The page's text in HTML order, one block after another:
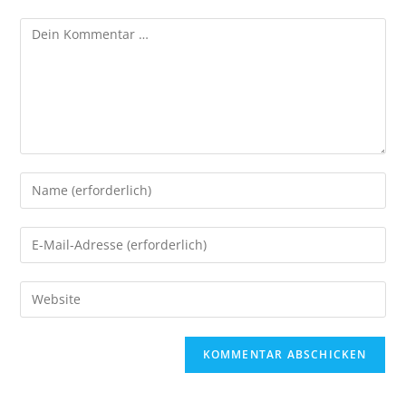
Kommentar
Gib
deinen
Namen
oder
zum
Kommentieren
Gib
deine
E-
Mail-
Gib
deine